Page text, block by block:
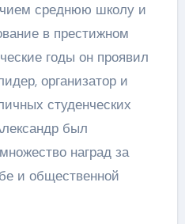
среднюю школу и
в престижном
годы он проявил
организатор и
студенческих
был
наград за
и общественной